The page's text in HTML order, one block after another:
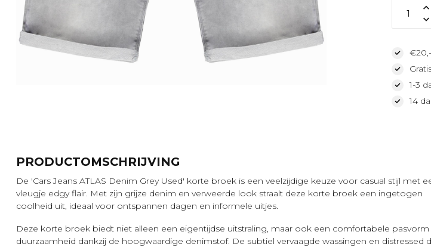
1-3
14
PRODUCTOMSCHRIJVING
De 'Cars Jeans ATLAS Denim Grey Used' korte broek is een veelzijdige keuze voor casual stijl met
vleugje edgy flair. Met zijn grijze denim en verweerde look straalt deze korte broek een ingetogen
coolheid uit, ideaal voor ontspannen dagen en informele uitjes.
Deze korte broek biedt niet alleen een eigentijdse uitstraling, maar ook een comfortabele pasvorm
duurzaamheid dankzij de hoogwaardige denimstof. De subtiel vervaagde wassingen en distressed